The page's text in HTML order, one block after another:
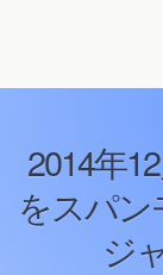
2014年
をスパ
ジ